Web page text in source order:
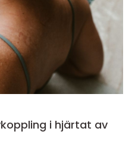
i hjärtat av